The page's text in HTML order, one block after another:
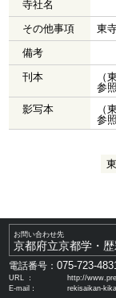
寺社名
その他事項
東
備考
刊本
（
参
影写本
（
参
お問い合わせ先
京都府立京都学・
電話番号：075-723-
URL ：
http://
E-mail：
rekisaikan-